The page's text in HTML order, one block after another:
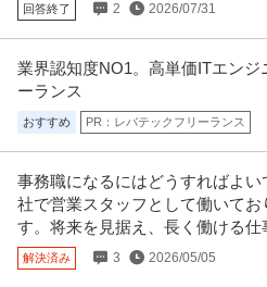
回答終了 2 2026/07/31
業界認知度NO1。高単価ITエンジ
ーランス
おすすめ PR：レバテックフリーランス
事務職になるにはどうすればよ
社で営業スタッフとして働いてお
す。将来を見据え、長く働ける仕
解決済み 3 2026/05/05